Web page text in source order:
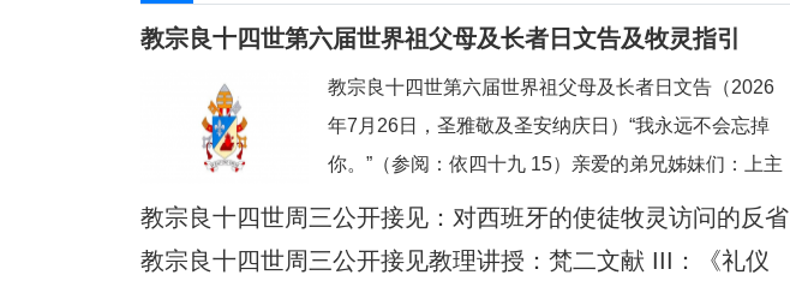
教宗良十四世第六届世界祖父母及长者日文告及牧灵指引
教宗良十四世第六届世界祖父母及长者日文告（2026
年7月26日，圣雅敬及圣安纳庆日）“我永远不会忘掉
你。”（参阅：依四十九 15）亲爱的弟兄姊妹们：上主
借着依撒意亚先知的口，许诺祂永远都不会忘掉我们任
掌心上（参阅：依四十九 16），祂对我们的爱，比母
教宗良十四世周三公开接见：​对西班牙的使徒牧灵访问的反省
教宗良十四世周三公开接见教理讲授：梵二文献 III：《礼仪